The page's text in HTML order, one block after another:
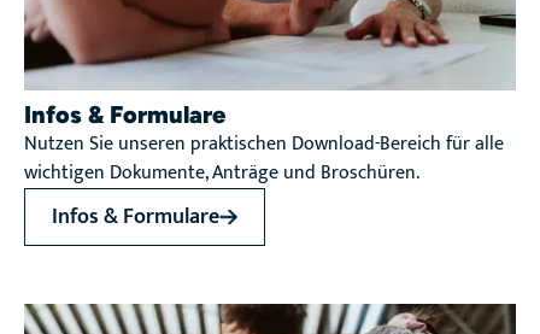
Infos & Formulare
Nutzen Sie unseren praktischen Download-Bereich für alle
wichtigen Dokumente, Anträge und Broschüren.
Infos & Formulare